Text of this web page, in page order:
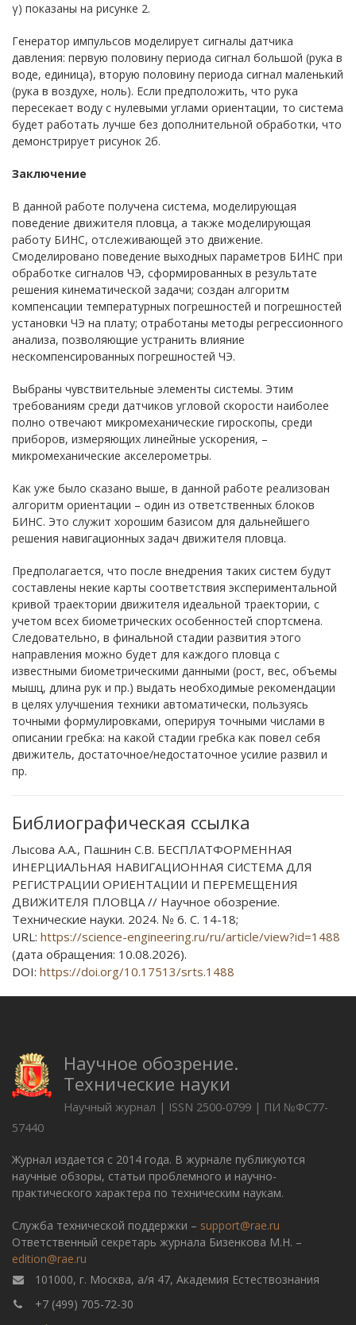
γ) показаны на рисунке 2.
Генератор импульсов моделирует сигналы датчика
давления: первую половину периода сигнал большой (рука в
воде, единица), вторую половину периода сигнал маленький
(рука в воздухе, ноль). Если предположить, что рука
пересекает воду с нулевыми углами ориентации, то система
будет работать лучше без дополнительной обработки, что
демонстрирует рисунок 2б.
Заключение
В данной работе получена система, моделирующая
поведение движителя пловца, а также моделирующая
работу БИНС, отслеживающей это движение.
Смоделировано поведение выходных параметров БИНС при
обработке сигналов ЧЭ, сформированных в результате
решения кинематической задачи; создан алгоритм
компенсации температурных погрешностей и погрешностей
установки ЧЭ на плату; отработаны методы регрессионного
анализа, позволяющие устранить влияние
нескомпенсированных погрешностей ЧЭ.
Выбраны чувствительные элементы системы. Этим
требованиям среди датчиков угловой скорости наиболее
полно отвечают микромеханические гироскопы, среди
приборов, измеряющих линейные ускорения, –
микромеханические акселерометры.
Как уже было сказано выше, в данной работе реализован
алгоритм ориентации – один из ответственных блоков
БИНС. Это служит хорошим базисом для дальнейшего
решения навигационных задач движителя пловца.
Предполагается, что после внедрения таких систем будут
составлены некие карты соответствия экспериментальной
кривой траектории движителя идеальной траектории, с
учетом всех биометрических особенностей спортсмена.
Следовательно, в финальной стадии развития этого
направления можно будет для каждого пловца с
известными биометрическими данными (рост, вес, объемы
мышц, длина рук и пр.) выдать необходимые рекомендации
в целях улучшения техники автоматически, пользуясь
точными формулировками, оперируя точными числами в
описании гребка: на какой стадии гребка как повел себя
движитель, достаточное/недостаточное усилие развил и
пр.
Библиографическая ссылка
Лысова А.А., Пашнин С.В. БЕСПЛАТФОРМЕННАЯ
ИНЕРЦИАЛЬНАЯ НАВИГАЦИОННАЯ СИСТЕМА ДЛЯ
РЕГИСТРАЦИИ ОРИЕНТАЦИИ И ПЕРЕМЕЩЕНИЯ
ДВИЖИТЕЛЯ ПЛОВЦА // Научное обозрение.
Технические науки. 2024. № 6. С. 14-18;
URL: https://science-engineering.ru/ru/article/view?id=1488
(дата обращения: 10.08.2026).
DOI: https://doi.org/10.17513/srts.1488
Научное обозрение.
Технические науки
Научный журнал | ISSN 2500-0799 | ПИ №ФС77-
57440
Журнал издается с 2014 года. В журнале публикуются
научные обзоры, статьи проблемного и научно-
практического характера по техническим наукам.
Служба технической поддержки – support@rae.ru
Ответственный секретарь журнала Бизенкова М.Н. –
edition@rae.ru
101000, г. Москва, а/я 47, Академия Естествознания
+7 (499) 705-72-30